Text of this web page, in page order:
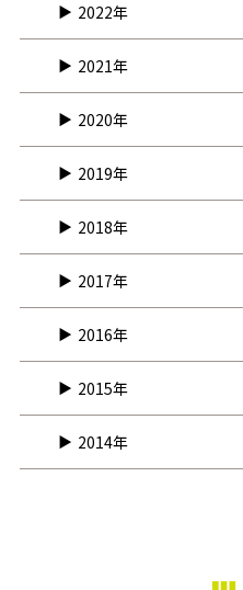
2022年
2021年
2020年
2019年
2018年
2017年
2016年
2015年
2014年